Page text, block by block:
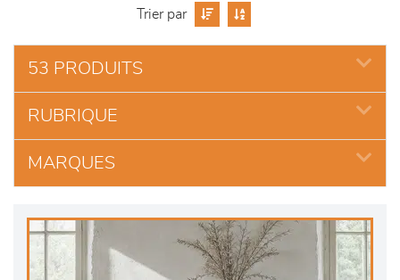
décoration
Trier par
53 PRODUITS
RUBRIQUE
MARQUES